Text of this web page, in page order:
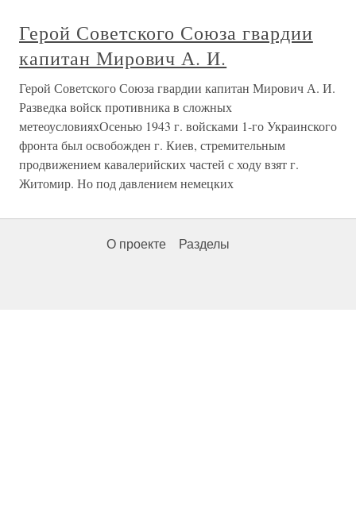
Герой Советского Союза гвардии
капитан Мирович А. И.
Герой Советского Союза гвардии капитан Мирович А. И.
Разведка войск противника в сложных
метеоусловияхОсенью 1943 г. войсками 1-го Украинского
фронта был освобожден г. Киев, стремительным
продвижением кавалерийских частей с ходу взят г.
Житомир. Но под давлением немецких
О проекте Разделы